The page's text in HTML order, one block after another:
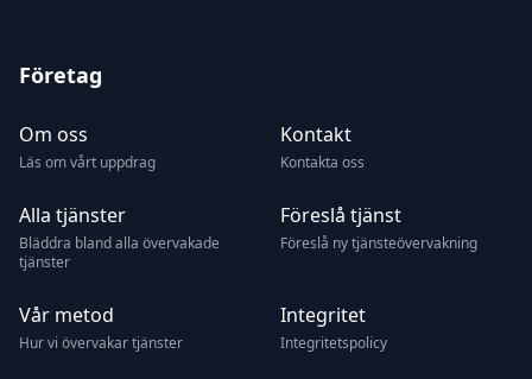
Företag
Om oss
Läs om vårt uppdrag
Kontakt
Kontakta oss
Alla tjänster
Bläddra bland alla övervakade
tjänster
Föreslå tjänst
Föreslå ny tjänsteövervakning
Vår metod
Hur vi övervakar tjänster
Integritet
Integritetspolicy